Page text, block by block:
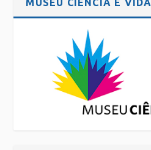
MUSEU CIÊNCIA E VIDA